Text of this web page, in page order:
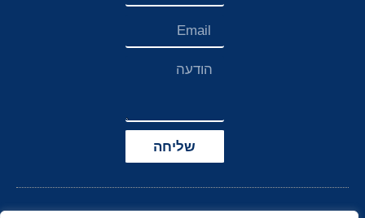
שליחה